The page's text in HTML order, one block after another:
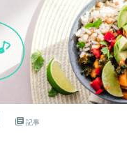
記事